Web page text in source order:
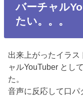
バーチャル
たい。。。
出来上がったイラ
ャルYouTuber とし
た。
音声に反応して口パ